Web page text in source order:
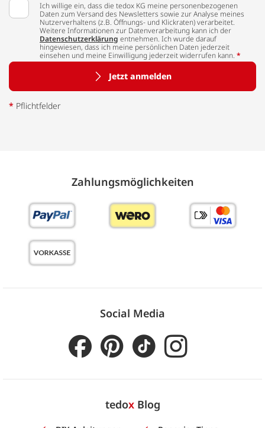
Ich willige ein, dass die tedox KG meine personenbezogenen
Daten zum Versand des Newsletters sowie zur Analyse meines
Nutzerverhaltens (z.B. Öffnungs- und Klickraten) verarbeitet.
Weitere Informationen zur Datenverarbeitung kann ich der
Datenschutzerklärung entnehmen. Ich wurde darauf
hingewiesen, dass ich meine persönlichen Daten jederzeit
einsehen und meine Einwilligung jederzeit widerrufen kann. *
Jetzt anmelden
* Pflichtfelder
Zahlungs­möglich­keiten
Social Media
tedoxBlog